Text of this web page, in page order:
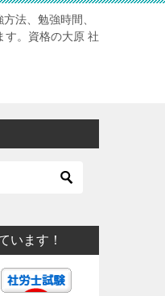
法、勉強時間、
す。資格の大原 社
います！